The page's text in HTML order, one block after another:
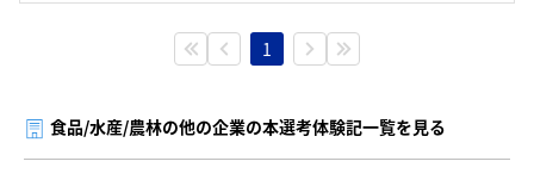
1
食品/水産/農林の他の企業の本選考体験記一覧を見る